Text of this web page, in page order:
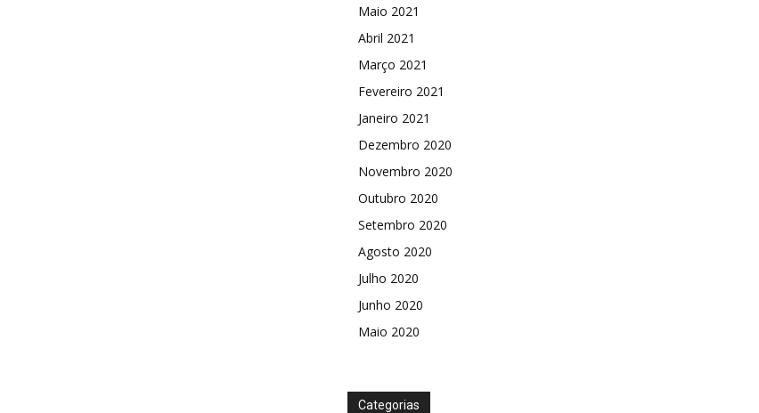
Maio 2021
Abril 2021
Março 2021
Fevereiro 2021
Janeiro 2021
Dezembro 2020
Novembro 2020
Outubro 2020
Setembro 2020
Agosto 2020
Julho 2020
Junho 2020
Maio 2020
Categorias